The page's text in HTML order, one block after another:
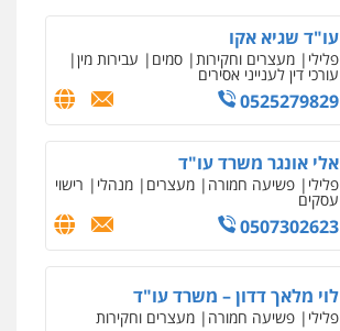
0538788878
עו"ד אסף דוק
פלילי עבירות מין סמים והימורים פשיעה
חמורה חקירות ומעצרים צווארון לבן והונאה
0526885006
עו"ד שגיא אקו
פלילי מעצרים וחקירות סמים עבירות מין
עורכי דין לענייני אסירים
0525279829
אלי אונגר משרד עו"ד
פלילי פשיעה חמורה מעצרים מנהלי רישוי
עסקים
0507302623
לוי מלאך דדון – משרד עו"ד
פלילי פשיעה חמורה מעצרים וחקירות
ניר קידר – צלם
צילום עורכי דין שירותים מקצועיים לעורכי
דין
0504578527
רונן הלל – מוניטין
מחיקת כתבות מגוגל ודחיקת אזכורים
שליליים
שירותים מקצועיים לעורכי דין
0522508109
אחסון אתרים
מהירות הגנה גיבוי תמיכה שירותים
מקצועיים לעורכי דין